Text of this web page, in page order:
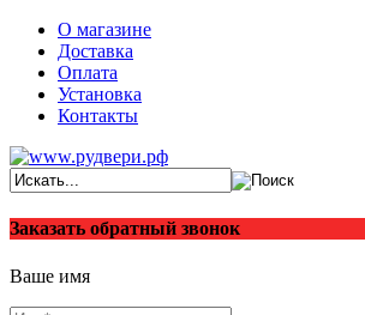
О магазине
Доставка
Оплата
Установка
Контакты
Заказать обратный звонок
Ваше имя